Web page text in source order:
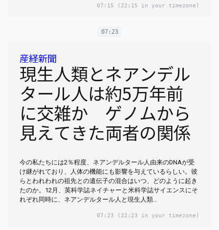
07:15 (22:15 in your timezone)
07:23
産経新聞
現生人類とネアンデル
タール人は約5万年前
に交雑か ゲノムから
見えてきた両者の関係
今の私たちには2％程度、ネアンデルタール人由来のDNAが受
け継がれており、人体の機能にも影響を与えているらしい。彼
らとわれわれの祖先との遺伝子の混合はいつ、どのように起き
たのか。12月、英科学誌ネイチャーと米科学誌サイエンスにそ
れぞれ同時に、ネアンデルタール人と現生人類…
07:23 (22:23 in your timezone)